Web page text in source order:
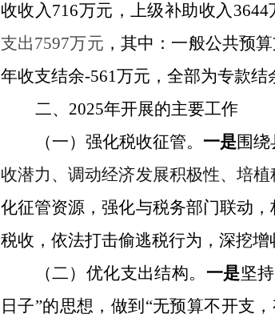
收收入716万元 ，上级补助收入 3644
支出7597万元 ，其中 ：一般公共预算
年收支结余-561万元，全部为专款结
二、 2025年开展的主要工作
（一）强化税收征管。 一是围
收潜力、调动经济发展积极性、培植
化征管资源，强化与税务部门联动，
税收，依法打击偷逃税行为，深挖增
（二）优化支出结构。 一是坚
日子”的思想， 做到“无预算不开支 ，